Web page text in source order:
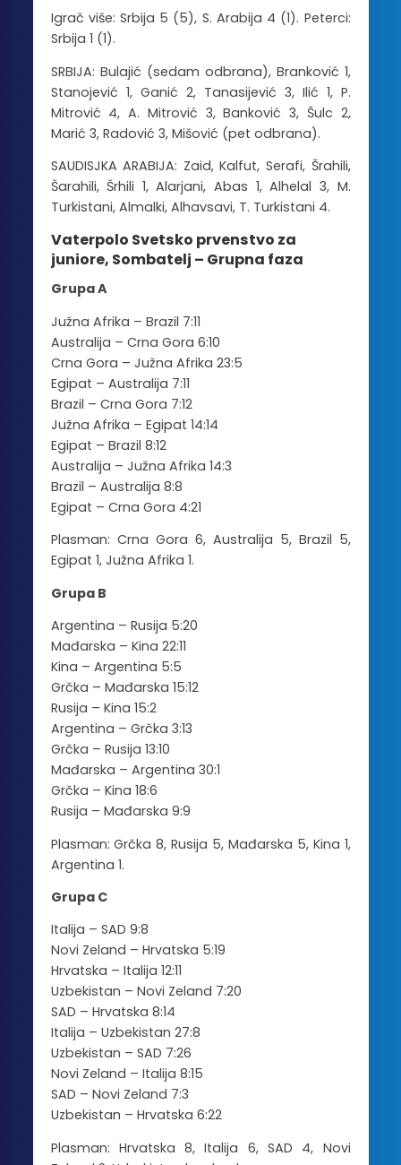
Igrač više: Srbija 5 (5), S. Arabija 4 (1). Peterci:
Srbija 1 (1).
SRBIJA: Bulajić (sedam odbrana), Branković 1,
Stanojević 1, Ganić 2, Tanasijević 3, Ilić 1, P.
Mitrović 4, A. Mitrović 3, Banković 3, Šulc 2,
Marić 3, Radović 3, Mišović (pet odbrana).
SAUDISJKA ARABIJA: Zaid, Kalfut, Serafi, Šrahili,
Šarahili, Šrhili 1, Alarjani, Abas 1, Alhelal 3, M.
Turkistani, Almalki, Alhavsavi, T. Turkistani 4.
Vaterpolo Svetsko prvenstvo za
juniore, Sombatelj – Grupna faza
Grupa A
Južna Afrika – Brazil 7:11
Australija – Crna Gora 6:10
Crna Gora – Južna Afrika 23:5
Egipat – Australija 7:11
Brazil – Crna Gora 7:12
Južna Afrika – Egipat 14:14
Egipat – Brazil 8:12
Australija – Južna Afrika 14:3
Brazil – Australija 8:8
Egipat – Crna Gora 4:21
Plasman: Crna Gora 6, Australija 5, Brazil 5,
Egipat 1, Južna Afrika 1.
Grupa B
Argentina – Rusija 5:20
Mađarska – Kina 22:11
Kina – Argentina 5:5
Grčka – Mađarska 15:12
Rusija – Kina 15:2
Argentina – Grčka 3:13
Grčka – Rusija 13:10
Mađarska – Argentina 30:1
Grčka – Kina 18:6
Rusija – Mađarska 9:9
Plasman: Grčka 8, Rusija 5, Mađarska 5, Kina 1,
Argentina 1.
Grupa C
Italija – SAD 9:8
Novi Zeland – Hrvatska 5:19
Hrvatska – Italija 12:11
Uzbekistan – Novi Zeland 7:20
SAD – Hrvatska 8:14
Italija – Uzbekistan 27:8
Uzbekistan – SAD 7:26
Novi Zeland – Italija 8:15
SAD – Novi Zeland 7:3
Uzbekistan – Hrvatska 6:22
Plasman: Hrvatska 8, Italija 6, SAD 4, Novi